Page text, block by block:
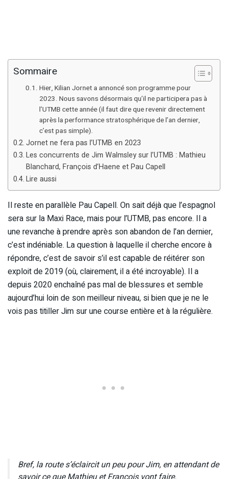
Sommaire
Hier, Kilian Jornet a annoncé son programme pour
2023. Nous savons désormais qu’il ne participera pas à
l’UTMB cette année (il faut dire que revenir directement
après la performance stratosphérique de l’an dernier,
c’est pas simple).
Jornet ne fera pas l’UTMB en 2023
Les concurrents de Jim Walmsley sur l’UTMB : Mathieu
Blanchard, François d’Haene et Pau Capell
Lire aussi
Il reste en parallèle Pau Capell. On sait déjà que l’espagnol
sera sur la Maxi Race, mais pour l’UTMB, pas encore. Il a
une revanche à prendre après son abandon de l’an dernier,
c’est indéniable. La question à laquelle il cherche encore à
répondre, c’est de savoir s’il est capable de réitérer son
exploit de 2019 (où, clairement, il a été incroyable). Il a
depuis 2020 enchaîné pas mal de blessures et semble
aujourd’hui loin de son meilleur niveau, si bien que je ne le
vois pas titiller Jim sur une course entière et à la régulière.
Bref, la route s’éclaircit un peu pour Jim, en attendant de